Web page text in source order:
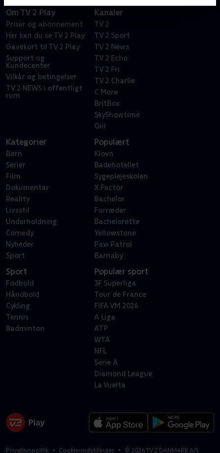
Om TV 2 Play
Priser og abonnement
Her kan du se TV 2 Play
Gavekort til TV 2 Play
Support og
Kundecenter
Vilkår og betingelser
TV 2 NEWS i offentligt
rum
Kanaler
TV 2
TV 2 Sport
TV 2 News
TV 2 Echo
TV 2 Fri
TV 2 Charlie
C More
BritBox
SkyShowtime
Oiii
Kategorier
Børn
Serier
Film
Dokumentar
Reality
Livsstil
Underholdning
Comedy
Nyheder
Sport
Populært
Klovn
Badehotellet
Sygeplejeskolen
X Factor
Bachelor
Forræder
Bachelorette
Yellowstone
Paw Patrol
Barnaby
Sport
Fodbold
Håndbold
Cykling
Tennis
Badminton
Populær sport
3F Superliga
Tour de France
FIFA VM 2026
A Liga
ATP
WTA
NFL
Serie A
Diamond League
La Vuelta
Privatlivspolitik Cookie-indstillinger © 2026TV 2 DANMARK A/S